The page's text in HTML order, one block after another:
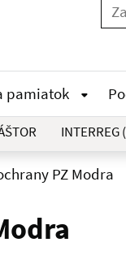
pamiatok
PZ Modra